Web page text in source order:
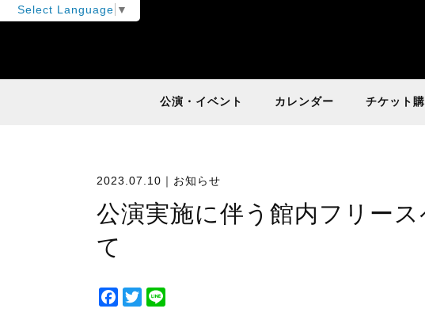
Select Language ▼
公演・イベント カレンダー チケット
2023.07.10｜ お知らせ
公演実施に伴う館内フリー
て
F
T